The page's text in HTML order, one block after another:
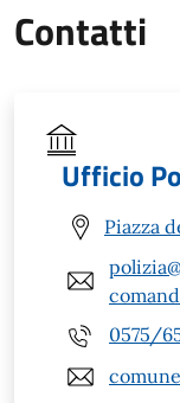
Contatti
Ufficio
Piazza
0575/